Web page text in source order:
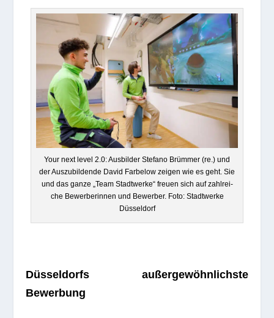
Your next level 2.0: Aus­bil­der Ste­fano Brüm­mer (re.) und
der Aus­zu­bil­dende David Farbe­low zei­gen wie es geht. Sie
und das ganze „Team Stadt­werke“ freuen sich auf zahl­rei­
che Bewer­be­rin­nen und Bewer­ber. Foto: Stadt­werke
Düsseldorf
Düs­sel­dorfs außer­ge­wöhn­lichste
Bewerbung